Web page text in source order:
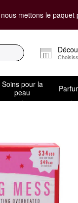
nous mettons le
Soins pour la
peau